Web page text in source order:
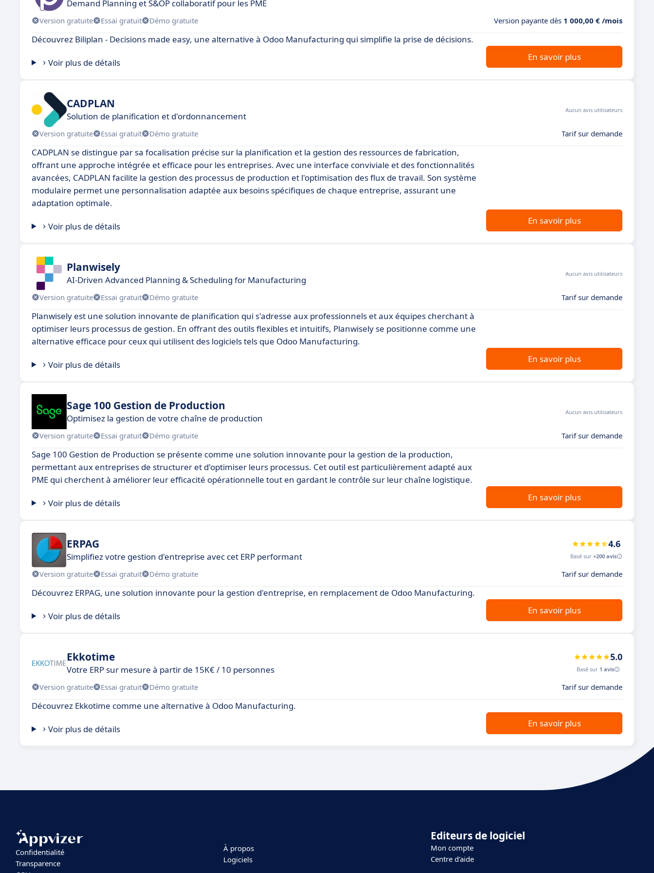
Demand Planning et S&OP collaboratif pour les PME
Version gratuite Essai gratuit Démo gratuite Version payante dès 1 000,00 € /mois
Découvrez Biliplan - Decisions made easy, une alternative à Odoo Manufacturing qui simplifie la prise de décisions.
Voir plus de détails
En savoir plus
CADPLAN
Solution de planification et d'ordonnancement
Aucun avis utilisateurs
Version gratuite Essai gratuit Démo gratuite Tarif sur demande
CADPLAN se distingue par sa focalisation précise sur la planification et la gestion des ressources de fabrication,
offrant une approche intégrée et efficace pour les entreprises. Avec une interface conviviale et des fonctionnalités
avancées, CADPLAN facilite la gestion des processus de production et l'optimisation des flux de travail. Son système
modulaire permet une personnalisation adaptée aux besoins spécifiques de chaque entreprise, assurant une
adaptation optimale.
Voir plus de détails
En savoir plus
Planwisely
AI-Driven Advanced Planning & Scheduling for Manufacturing
Aucun avis utilisateurs
Version gratuite Essai gratuit Démo gratuite Tarif sur demande
Planwisely est une solution innovante de planification qui s'adresse aux professionnels et aux équipes cherchant à
optimiser leurs processus de gestion. En offrant des outils flexibles et intuitifs, Planwisely se positionne comme une
alternative efficace pour ceux qui utilisent des logiciels tels que Odoo Manufacturing.
Voir plus de détails
En savoir plus
Sage 100 Gestion de Production
Optimisez la gestion de votre chaîne de production
Aucun avis utilisateurs
Version gratuite Essai gratuit Démo gratuite Tarif sur demande
Sage 100 Gestion de Production se présente comme une solution innovante pour la gestion de la production,
permettant aux entreprises de structurer et d'optimiser leurs processus. Cet outil est particulièrement adapté aux
PME qui cherchent à améliorer leur efficacité opérationnelle tout en gardant le contrôle sur leur chaîne logistique.
Voir plus de détails
En savoir plus
ERPAG
Simplifiez votre gestion d'entreprise avec cet ERP performant
4.6
Basé sur +200 avis
Version gratuite Essai gratuit Démo gratuite Tarif sur demande
Découvrez ERPAG, une solution innovante pour la gestion d'entreprise, en remplacement de Odoo Manufacturing.
Voir plus de détails
En savoir plus
Ekkotime
Votre ERP sur mesure à partir de 15K€ / 10 personnes
5.0
Basé sur 1 avis
Version gratuite Essai gratuit Démo gratuite Tarif sur demande
Découvrez Ekkotime comme une alternative à Odoo Manufacturing.
Voir plus de détails
En savoir plus
Confidentialité
Transparence
À propos
Logiciels
Editeurs de logiciel
Mon compte
Centre d'aide